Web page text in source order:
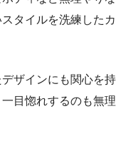
タイルを洗練したカ
ザインにも関心を持
目惚れするのも無理